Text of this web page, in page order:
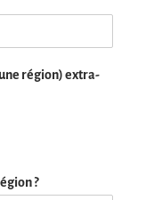
région) extra-
?